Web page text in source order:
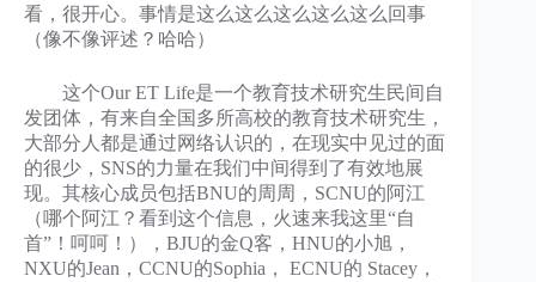
看，很开心。事情是这么这么这么这么这么回事
（像不像评述？哈哈）
这个Our ET Life是一个教育技术研究生民间自
发团体，有来自全国多所高校的教育技术研究生，
大部分人都是通过网络认识的，在现实中见过的面
的很少，SNS的力量在我们中间得到了有效地展
现。其核心成员包括BNU的周周，SCNU的阿江
（哪个阿江？看到这个信息，火速来我这里“自
首”！呵呵！），BJU的金Q客，HNU的小旭，
NXU的Jean，CCNU的Sophia， ECNU的 Stacey，